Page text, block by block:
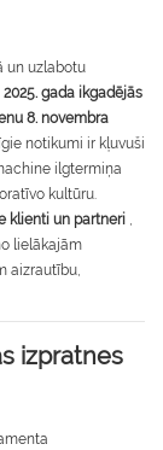
un uzlabotu
2025. gada ikgadējās
8. novembra
notikumi ir kļuvuši
ilgtermiņa
kultūru.
klienti un partneri ,
lielākajām
aizrautību,
izpratnes